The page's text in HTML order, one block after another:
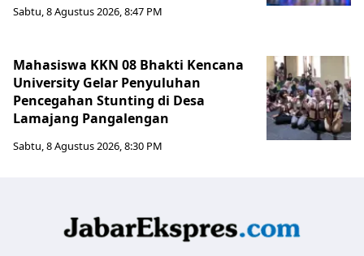
Sabtu, 8 Agustus 2026, 8:47 PM
Mahasiswa KKN 08 Bhakti Kencana
University Gelar Penyuluhan
Pencegahan Stunting di Desa
Lamajang Pangalengan
Sabtu, 8 Agustus 2026, 8:30 PM